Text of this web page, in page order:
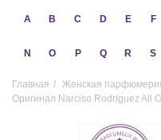
A B C D E F
N O P Q R S
Главная / Женская
Оригинал Narciso Rodriguez All